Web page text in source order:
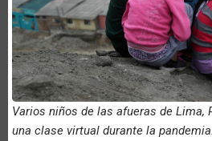
Varios niños de las afueras de Lima,
una clase virtual durante la